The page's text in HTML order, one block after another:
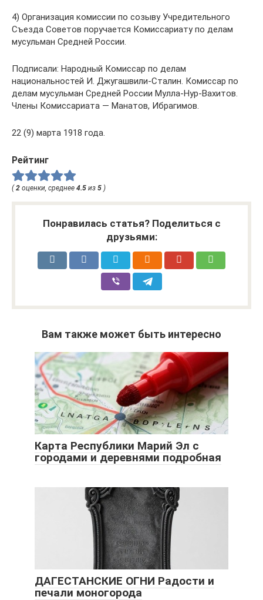
4) Организация комиссии по созыву Учредительного
Съезда Советов поручается Комиссариату по делам
мусульман Средней России.
Подписали: Народный Комиссар по делам
национальностей И. Джугашвили-Сталин. Комиссар по
делам мусульман Средней России Мулла-Нур-Вахитов.
Члены Комиссариата — Манатов, Ибрагимов.
22 (9) марта 1918 года.
Рейтинг
(2 оценки, среднее 4.5 из 5 )
Понравилась статья? Поделиться с
друзьями:
Вам также может быть интересно
Карта Республики Марий Эл с
городами и деревнями подробная
ДАГЕСТАНСКИЕ ОГНИ Радости и
печали моногорода